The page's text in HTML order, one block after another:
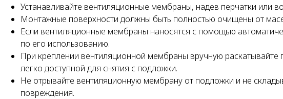
Устанавливайте вентиляционные мембраны, надев перчатки или
Монтажные поверхности должны быть полностью очищены от
Если вентиляционные мембраны наносятся с помощью
по его использованию.
При креплении вентиляционной мембраны вручную
легко доступной для снятия с подложки.
Не отрывайте вентиляционную мембрану от подложки и не
повреждения.